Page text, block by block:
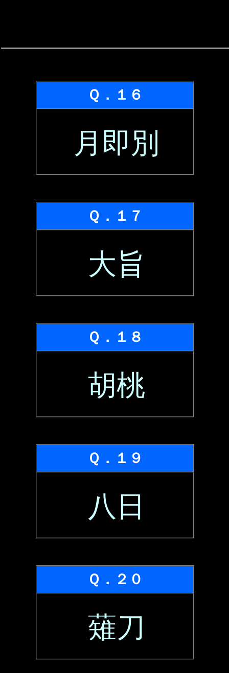
Ｑ．１６
月即別
Ｑ．１７
大旨
Ｑ．１８
胡桃
Ｑ．１９
八日
Ｑ．２０
薙刀